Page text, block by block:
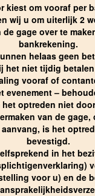
kiest om vooraf per
wij u om uiterlijk 2
de gage over te
bankrekening.
helaas geen
het niet tijdig
vooraf of
evenement –
optreden niet
van de
is het
bevestigd.
in het
voor u) en de